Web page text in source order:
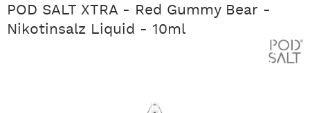
POD SALT XTRA - Red Gummy Bear -
Nikotinsalz Liquid - 10ml